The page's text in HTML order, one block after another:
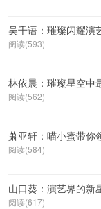
吴千语：璀璨闪耀演
阅读(593)
林依晨：璀璨星空中
阅读(562)
萧亚轩：喵小蜜带你
阅读(584)
山口葵：演艺界的新
阅读(617)